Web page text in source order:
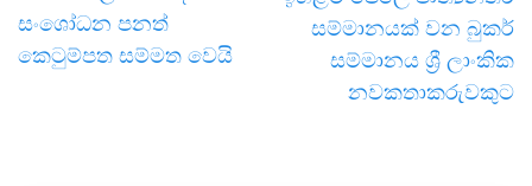
සංශෝධන පනත්
කෙටුම්පත සම්මත වෙයි
සම්මානයක් වන බුකර්
සම්මානය ශ්‍රී ලාංකික
නවකතාකරුවකුට